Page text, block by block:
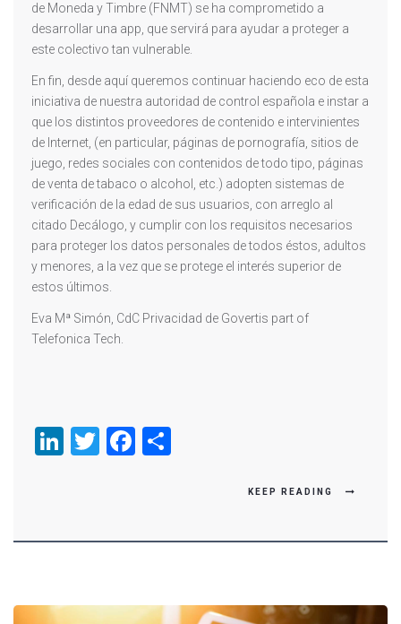
de Moneda y Timbre (FNMT) se ha comprometido a
desarrollar una app, que servirá para ayudar a proteger a
este colectivo tan vulnerable.
En fin, desde aquí queremos continuar haciendo eco de esta
iniciativa de nuestra autoridad de control española e instar a
que los distintos proveedores de contenido e intervinientes
de Internet, (en particular, páginas de pornografía, sitios de
juego, redes sociales con contenidos de todo tipo, páginas
de venta de tabaco o alcohol, etc.) adopten sistemas de
verificación de la edad de sus usuarios, con arreglo al
citado Decálogo, y cumplir con los requisitos necesarios
para proteger los datos personales de todos éstos, adultos
y menores, a la vez que se protege el interés superior de
estos últimos.
Eva Mª Simón, CdC Privacidad de Govertis part of
Telefonica Tech.
LinkedIn
TwitterFacebook
KEEP READING